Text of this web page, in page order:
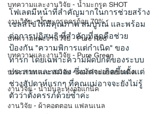
บทความและงานวิจัย - น้ำมะกรูด SHOT
งานวิจัย - น้ำมะกรูดครูก้อย 70%
บทความและงานวิจัย - Pure Red
บทความและงานวิจัย - Pure Green
บทความและงานวิจัย - ดอกคำฝอยออแกนิค
งานวิจัย - น้ำมันละหุ่งออแกนิค
งานวิจัย - ผ้าคอตตอน แฟลนเนล
โฟเลตมีหน้าที่สำคัญมากในการช่วยสร้าง
เซลล์ไข่ให้มีคุณภาพ สมบูรณ์ และพร้อม
ต่อการปฏิสนธิ ที่สำคัญที่สุดคือช่วย
ป้องกัน "ความพิการแต่กำเนิด" ของ
ทารก โดยเฉพาะความผิดปกติของระบบ
ประสาทและสมอง ซึ่งมักจะเกิดขึ้นตั้งแต่
ช่วงสัปดาห์แรกๆ ที่คุณแม่อาจจะยังไม่รู้
ตัวว่าตั้งครรภ์ด้วยซ้ำค่ะ